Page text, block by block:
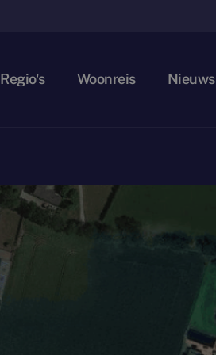
Regio's Woonreis Nieuws